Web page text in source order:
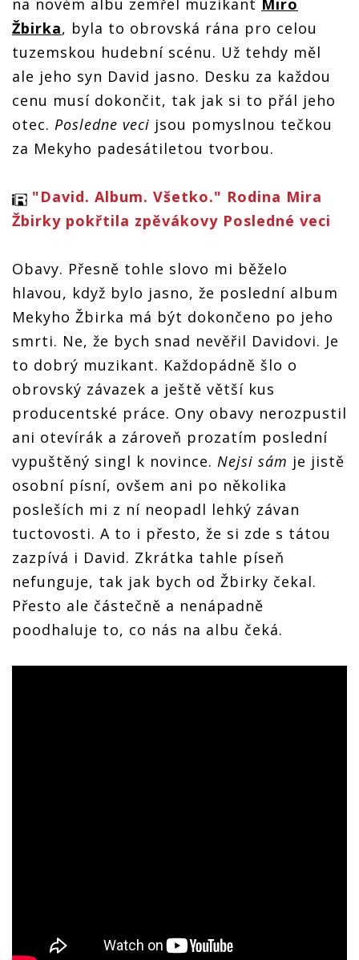
na novém albu zemřel muzikant Miro
Žbirka, byla to obrovská rána pro celou
tuzemskou hudební scénu. Už tehdy měl
ale jeho syn David jasno. Desku za každou
cenu musí dokončit, tak jak si to přál jeho
otec. Posledne veci jsou pomyslnou tečkou
za Mekyho padesátiletou tvorbou.
"David. Album. Všetko." Rodina Mira
Žbirky pokřtila zpěvákovy Posledné veci
Obavy. Přesně tohle slovo mi běželo
hlavou, když bylo jasno, že poslední album
Mekyho Žbirka má být dokončeno po jeho
smrti. Ne, že bych snad nevěřil Davidovi. Je
to dobrý muzikant. Každopádně šlo o
obrovský závazek a ještě větší kus
producentské práce. Ony obavy nerozpustil
ani otevírák a zároveň prozatím poslední
vypuštěný singl k novince. Nejsi sám je jistě
osobní písní, ovšem ani po několika
posleších mi z ní neopadl lehký závan
tuctovosti. A to i přesto, že si zde s tátou
zazpívá i David. Zkrátka tahle píseň
nefunguje, tak jak bych od Žbirky čekal.
Přesto ale částečně a nenápadně
poodhaluje to, co nás na albu čeká.